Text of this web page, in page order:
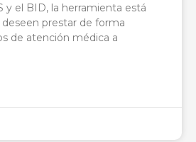
y el BID, la herramienta está
prestar de forma
de atención médica a